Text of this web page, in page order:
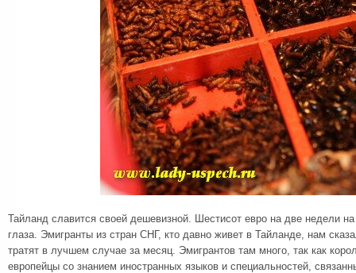
Тайланд славится своей дешевизной. Шестисот евро на две недели
глаза. Эмигранты из стран СНГ, кто давно живет в Тайланде, нам
тратят в лучшем случае за месяц. Эмигрантов там много, так как
европейцы со знанием иностранных языков и специальностей,